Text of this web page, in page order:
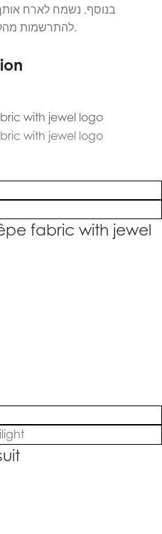
בנוסף, נשמח לארח
להתרשמות מהקולקציה ולקבלת ייעוץ אישי במקום.
fabric with jewel